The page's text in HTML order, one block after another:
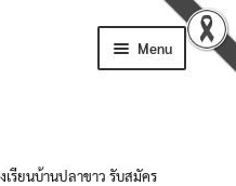
Menu
เรียนบ้านปลาขาว รับสมัคร